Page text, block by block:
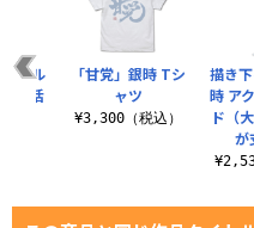
描き
時 ア
ド（
が
リル
）活
「甘党」銀時 Tシ
ャツ
¥3,300（税込）